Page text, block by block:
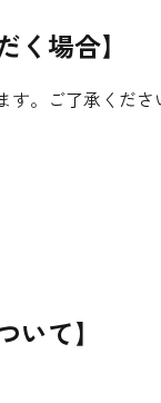
く場合】
。ご了承くださ
いて】